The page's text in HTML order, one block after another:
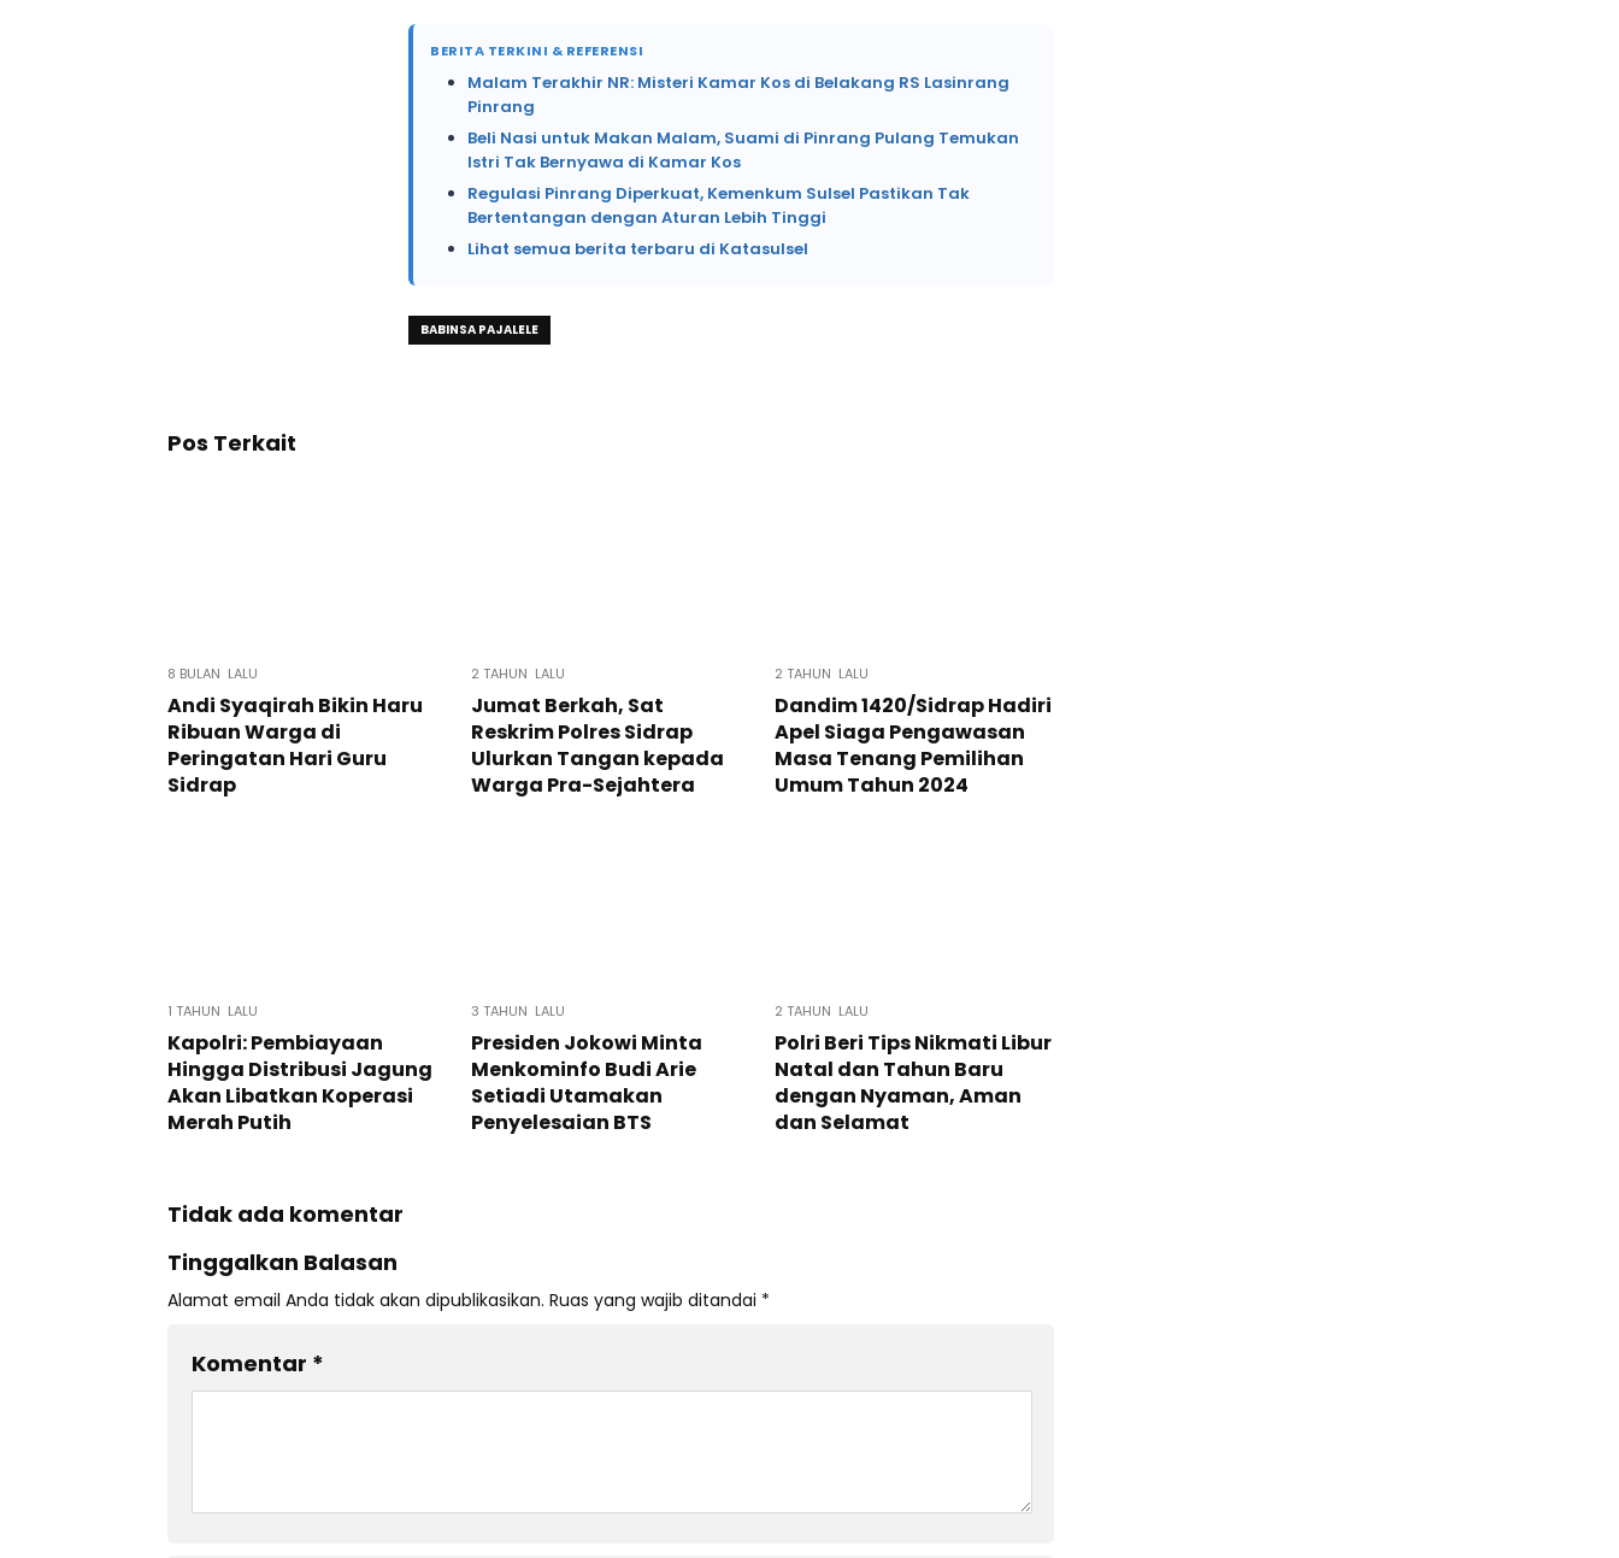
BERITA TERKINI & REFERENSI
Malam Terakhir NR: Misteri Kamar Kos di Belakang RS Lasinrang
Pinrang
Beli Nasi untuk Makan Malam, Suami di Pinrang Pulang Temukan
Istri Tak Bernyawa di Kamar Kos
Regulasi Pinrang Diperkuat, Kemenkum Sulsel Pastikan Tak
Bertentangan dengan Aturan Lebih Tinggi
Lihat semua berita terbaru di Katasulsel
BABINSA PAJALELE
Pos Terkait
8 BULAN LALU
Andi Syaqirah Bikin Haru
Ribuan Warga di
Peringatan Hari Guru
Sidrap
2 TAHUN LALU
Jumat Berkah, Sat
Reskrim Polres Sidrap
Ulurkan Tangan kepada
Warga Pra-Sejahtera
2 TAHUN LALU
Dandim 1420/Sidrap Hadiri
Apel Siaga Pengawasan
Masa Tenang Pemilihan
Umum Tahun 2024
1 TAHUN LALU
Kapolri: Pembiayaan
Hingga Distribusi Jagung
Akan Libatkan Koperasi
Merah Putih
3 TAHUN LALU
Presiden Jokowi Minta
Menkominfo Budi Arie
Setiadi Utamakan
Penyelesaian BTS
2 TAHUN LALU
Polri Beri Tips Nikmati Libur
Natal dan Tahun Baru
dengan Nyaman, Aman
dan Selamat
Tidak ada komentar
Tinggalkan Balasan
Alamat email Anda tidak akan dipublikasikan. Ruas yang wajib ditandai *
Komentar *